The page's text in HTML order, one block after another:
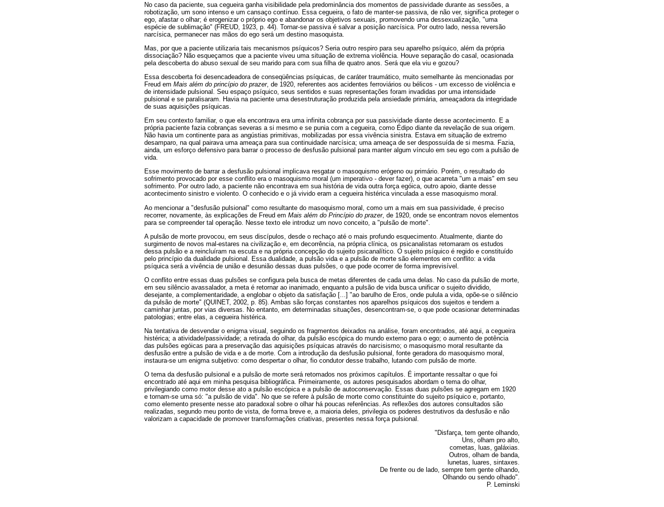
No caso da paciente, sua cegueira ganha visibilidade pela predominância dos momentos de passividade durante as sessões, a
robotização, um sono intenso e um cansaço contínuo. Essa cegueira, o fato de manter-se passiva, de não ver, significa proteger o
ego, afastar o olhar; é erogenizar o próprio ego e abandonar os objetivos sexuais, promovendo uma dessexualização, "uma
espécie de sublimação" (FREUD, 1923, p. 44). Tornar-se passiva é salvar a posição narcísica. Por outro lado, nessa reversão
narcísica, permanecer nas mãos do ego será um destino masoquista.
Mas, por que a paciente utilizaria tais mecanismos psíquicos? Seria outro respiro para seu aparelho psíquico, além da própria
dissociação? Não esqueçamos que a paciente viveu uma situação de extrema violência. Houve separação do casal, ocasionada
pela descoberta do abuso sexual de seu marido para com sua filha de quatro anos. Será que ela viu e gozou?
Essa descoberta foi desencadeadora de conseqüências psíquicas, de caráter traumático, muito semelhante às mencionadas por
Freud em Mais além do princípio do prazer, de 1920, referentes aos acidentes ferroviários ou bélicos - um excesso de violência e
de intensidade pulsional. Seu espaço psíquico, seus sentidos e suas representações foram invadidas por uma intensidade
pulsional e se paralisaram. Havia na paciente uma desestruturação produzida pela ansiedade primária, ameaçadora da integridade
de suas aquisições psíquicas.
Em seu contexto familiar, o que ela encontrava era uma infinita cobrança por sua passividade diante desse acontecimento. E a
própria paciente fazia cobranças severas a si mesmo e se punia com a cegueira, como Édipo diante da revelação de sua origem.
Não havia um continente para as angústias primitivas, mobilizadas por essa vivência sinistra. Estava em situação de extremo
desamparo, na qual pairava uma ameaça para sua continuidade narcísica; uma ameaça de ser despossuída de si mesma. Fazia,
ainda, um esforço defensivo para barrar o processo de desfusão pulsional para manter algum vínculo em seu ego com a pulsão de
vida.
Esse movimento de barrar a desfusão pulsional implicava resgatar o masoquismo erógeno ou primário. Porém, o resultado do
sofrimento provocado por esse conflito era o masoquismo moral (um imperativo - dever fazer), o que acarreta "um a mais" em seu
sofrimento. Por outro lado, a paciente não encontrava em sua história de vida outra força egóica, outro apoio, diante desse
acontecimento sinistro e violento. O conhecido e o já vivido eram a cegueira histérica vinculada a esse masoquismo moral.
Ao mencionar a "desfusão pulsional" como resultante do masoquismo moral, como um a mais em sua passividade, é preciso
recorrer, novamente, às explicações de Freud em Mais além do Princípio do prazer, de 1920, onde se encontram novos elementos
para se compreender tal operação. Nesse texto ele introduz um novo conceito, a "pulsão de morte".
A pulsão de morte provocou, em seus discípulos, desde o rechaço até o mais profundo esquecimento. Atualmente, diante do
surgimento de novos mal-estares na civilização e, em decorrência, na própria clínica, os psicanalistas retomaram os estudos
dessa pulsão e a reincluíram na escuta e na própria concepção do sujeito psicanalítico. O sujeito psíquico é regido e constituído
pelo princípio da dualidade pulsional. Essa dualidade, a pulsão vida e a pulsão de morte são elementos em conflito: a vida
psíquica será a vivência de união e desunião dessas duas pulsões, o que pode ocorrer de forma imprevisível.
O conflito entre essas duas pulsões se configura pela busca de metas diferentes de cada uma delas. No caso da pulsão de morte,
em seu silêncio avassalador, a meta é retornar ao inanimado, enquanto a pulsão de vida busca unificar o sujeito dividido,
desejante, a complementaridade, a englobar o objeto da satisfação [...] "ao barulho de Eros, onde pulula a vida, opõe-se o silêncio
da pulsão de morte" (QUINET, 2002, p. 85). Ambas são forças constantes nos aparelhos psíquicos dos sujeitos e tendem a
caminhar juntas, por vias diversas. No entanto, em determinadas situações, desencontram-se, o que pode ocasionar determinadas
patologias; entre elas, a cegueira histérica.
Na tentativa de desvendar o enigma visual, seguindo os fragmentos deixados na análise, foram encontrados, até aqui, a cegueira
histérica; a atividade/passividade; a retirada do olhar, da pulsão escópica do mundo externo para o ego; o aumento de potência
das pulsões egóicas para a preservação das aquisições psíquicas através do narcisismo; o masoquismo moral resultante da
desfusão entre a pulsão de vida e a de morte. Com a introdução da desfusão pulsional, fonte geradora do masoquismo moral,
instaura-se um enigma subjetivo: como despertar o olhar, fio condutor desse trabalho, lutando com pulsão de morte.
O tema da desfusão pulsional e a pulsão de morte será retomados nos próximos capítulos. É importante ressaltar o que foi
encontrado até aqui em minha pesquisa bibliográfica. Primeiramente, os autores pesquisados abordam o tema do olhar,
privilegiando como motor desse ato a pulsão escópica e a pulsão de autoconservação. Essas duas pulsões se agregam em 1920
e tornam-se uma só: "a pulsão de vida". No que se refere à pulsão de morte como constituinte do sujeito psíquico e, portanto,
como elemento presente nesse ato paradoxal sobre o olhar há poucas referências. As reflexões dos autores consultados são
realizadas, segundo meu ponto de vista, de forma breve e, a maioria deles, privilegia os poderes destrutivos da desfusão e não
valorizam a capacidade de promover transformações criativas, presentes nessa força pulsional.
"Disfarça, tem gente olhando,
Uns, olham pro alto,
cometas, luas, galáxias.
Outros, olham de banda,
lunetas, luares, sintaxes.
De frente ou de lado, sempre tem gente olhando,
Olhando ou sendo olhado".
P. Leminski